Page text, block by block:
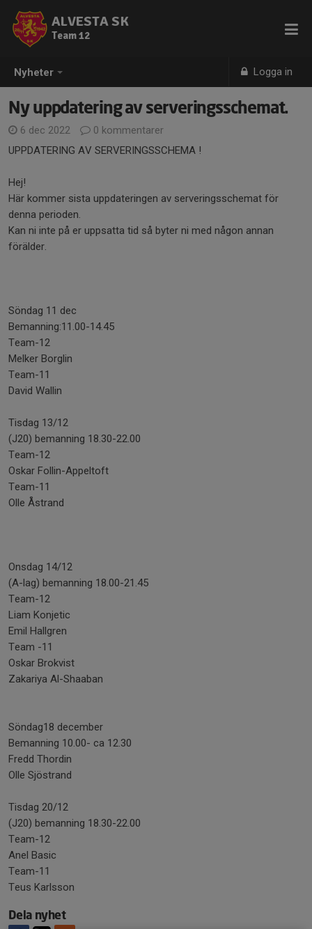
Nyheter Logga in
ALVESTA SK
Team 12
Ny uppdatering av serveringsschemat.
6 dec 2022
0 kommentarer
UPPDATERING AV SERVERINGSSCHEMA !
Hej!
Här kommer sista uppdateringen av serveringsschemat för
denna perioden.
Kan ni inte på er uppsatta tid så byter ni med någon annan
förälder.
Söndag 11 dec
Bemanning:11.00-14.45
Team-12
Melker Borglin
Team-11
David Wallin
Tisdag 13/12
(J20) bemanning 18.30-22.00
Team-12
Oskar Follin-Appeltoft
Team-11
Olle Åstrand
Onsdag 14/12
(A-lag) bemanning 18.00-21.45
Team-12
Liam Konjetic
Emil Hallgren
Team -11
Oskar Brokvist
Zakariya Al-Shaaban
Söndag18 december
Bemanning 10.00- ca 12.30
Fredd Thordin
Olle Sjöstrand
Tisdag 20/12
(J20) bemanning 18.30-22.00
Team-12
Anel Basic
Team-11
Teus Karlsson
Dela nyhet